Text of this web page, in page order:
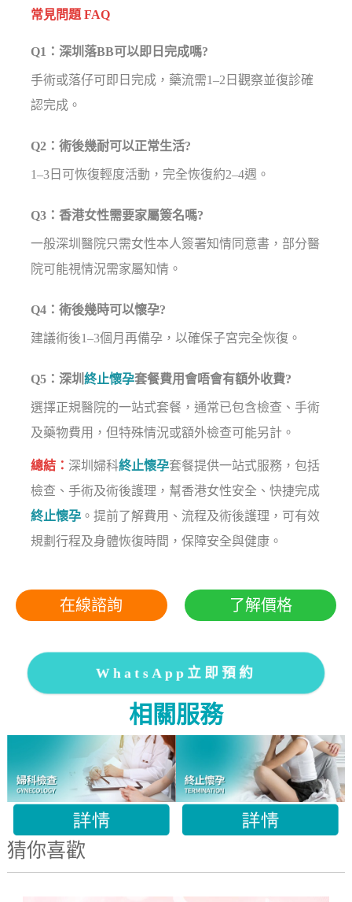
常見問題 FAQ
Q1：深圳落BB可以即日完成嗎?
手術或落仔可即日完成，藥流需1–2日觀察並復診確
認完成。
Q2：術後幾耐可以正常生活?
1–3日可恢復輕度活動，完全恢復約2–4週。
Q3：香港女性需要家屬簽名嗎?
一般深圳醫院只需女性本人簽署知情同意書，部分醫
院可能視情況需家屬知情。
Q4：術後幾時可以懷孕?
建議術後1–3個月再備孕，以確保子宮完全恢復。
Q5：深圳終止懷孕套餐費用會唔會有額外收費?
選擇正規醫院的一站式套餐，通常已包含檢查、手術
及藥物費用，但特殊情況或額外檢查可能另計。
總結： 深圳婦科終止懷孕套餐提供一站式服務，包括
檢查、手術及術後護理，幫香港女性安全、快捷完成
終止懷孕 。提前了解費用、流程及術後護理，可有效
規劃行程及身體恢復時間，保障安全與健康。
在線諮詢 了解價格
WhatsApp立即預約
相關服務
猜你喜歡